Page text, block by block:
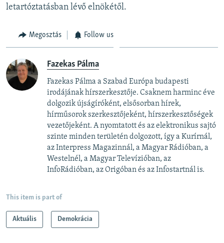
letartóztatásban lévő elnökétől.
Megosztás Follow us
Fazekas Pálma
Fazekas Pálma a Szabad Európa budapesti
irodájának hírszerkesztője. Csaknem harminc éve
dolgozik újságíróként, elsősorban hírek,
hírműsorok szerkesztőjeként, hírszerkesztőségek
vezetőjeként. A nyomtatott és az elektronikus sajtó
szinte minden területén dolgozott, így a Kurírnál,
az Interpress Magazinnál, a Magyar Rádióban, a
Westelnél, a Magyar Televízióban, az
InfoRádióban, az Origóban és az Infostartnál is.
This item is part of
Aktuális Demokrácia